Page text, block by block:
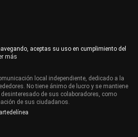
aceptas su uso en cumplimiento del
más
local independiente, dedicado a la
No tiene ánimo de lucro y se mantiene
de sus colaboradores, como
de sus ciudadanos.
artedelínea